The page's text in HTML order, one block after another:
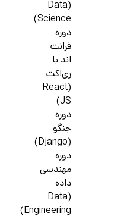
(Data
Science)
دوره
فرانت
اند با
ری‌اکت
(React
JS)
دوره
جنگو
(Django)
دوره
مهندسی
داده
(Data
Engineering)